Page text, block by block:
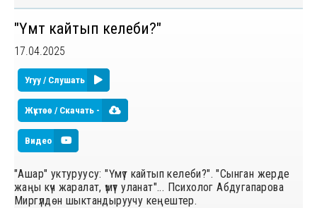
"Үмүт кайтып келеби?"
17.04.2025
Угуу / Слушать
Жүктөө / Скачать -
Видео
"Ашар" уктуруусу: "Үмүт кайтып келеби?". "Сынган жерде
жаңы күч жаралат, үмүт уланат"... Психолог Абдугапарова
Миргүлдөн шыктандыруучу кеңештер.